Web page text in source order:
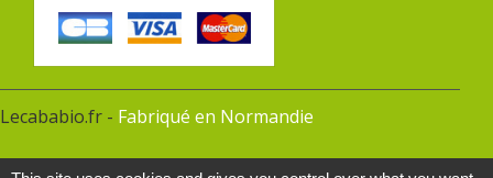
Lecababio.fr - Fabriqué en Normandie